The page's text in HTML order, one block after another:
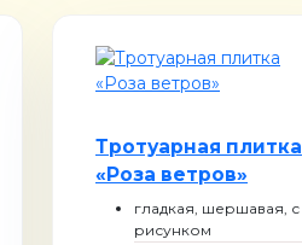
Тротуарная плитка
«Роза ветров»
гладкая, шершавая, с
рисунком